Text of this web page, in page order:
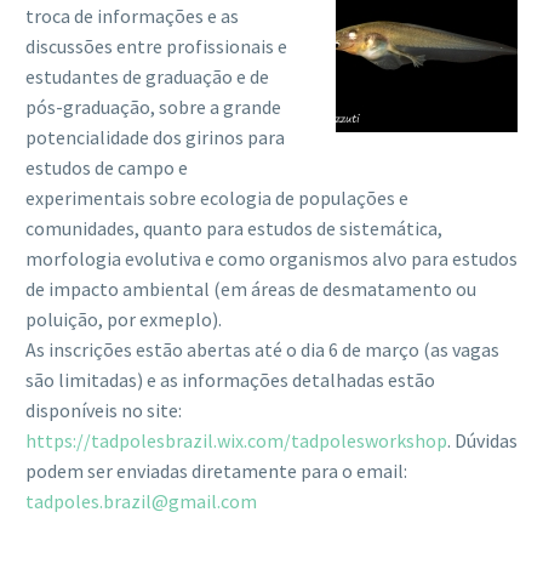
troca de informações e as
discussões entre profissionais e
estudantes de graduação e de
pós-graduação, sobre a grande
potencialidade dos girinos para
estudos de campo e
experimentais sobre ecologia de populações e
comunidades, quanto para estudos de sistemática,
morfologia evolutiva e como organismos alvo para estudos
de impacto ambiental (em áreas de desmatamento ou
poluição, por exmeplo).
As inscrições estão abertas até o dia 6 de março (as vagas
são limitadas) e as informações detalhadas estão
disponíveis no site:
https://tadpolesbrazil.wix.com/tadpolesworkshop. Dúvidas
podem ser enviadas diretamente para o email:
tadpoles.brazil@gmail.com